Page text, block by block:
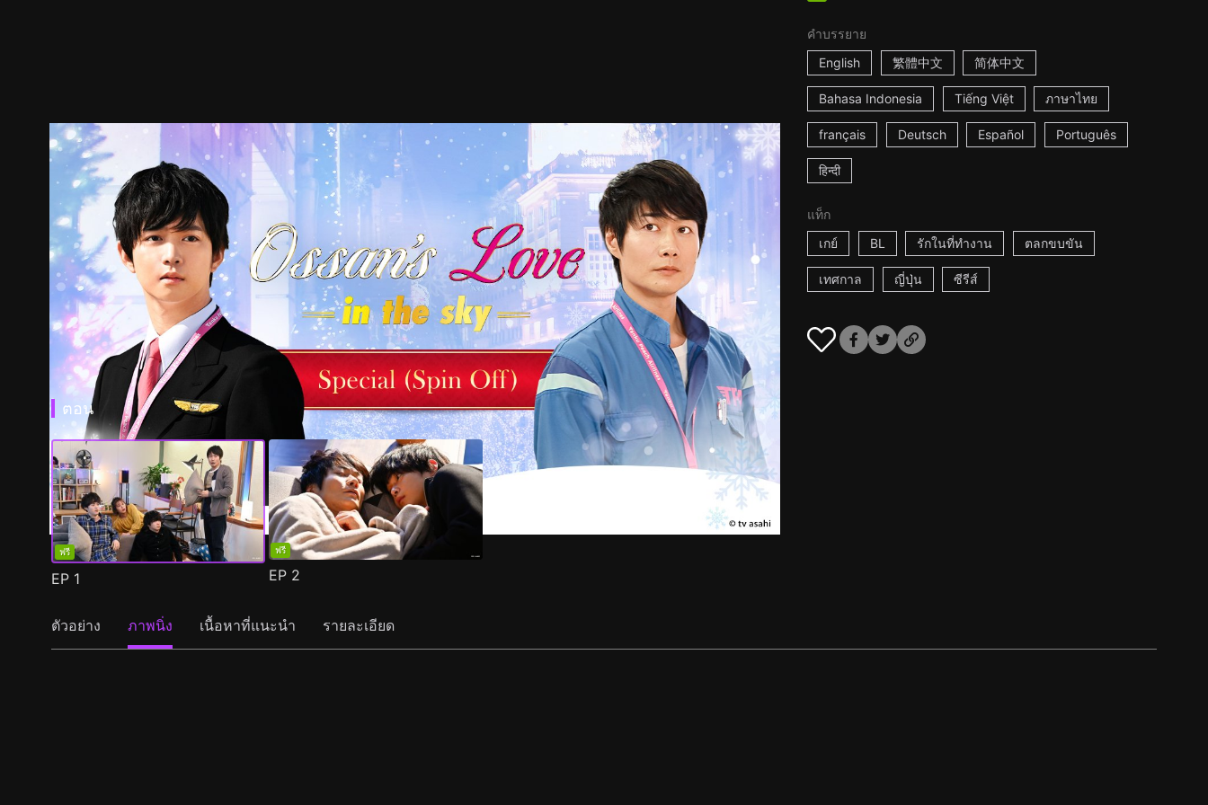
คำบรรยาย
English
繁體中文 简体中文
Bahasa Indonesia Tiếng Việt ภาษาไทย
français Deutsch Español Português
हिन्दी
แท็ก
เกย์
BL รักในที่ทำงาน ตลกขบขัน
เทศกาล ญี่ปุ่น ซีรีส์
ตอน
ฟรี
EP 1
ฟรี
EP 2
ตัวอย่าง ภาพนิ่ง เนื้อหาที่แนะนำ รายละเอียด